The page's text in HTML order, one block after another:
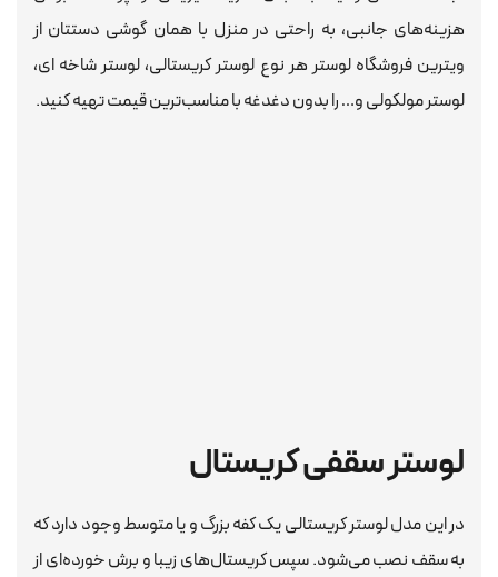
هزینه‌های جانبی، به راحتی در منزل با همان گوشی دستتان از
ویترین فروشگاه لوستر هر نوع لوستر کریستالی، لوستر شاخه ای،
لوستر مولکولی و… را بدون دغدغه با مناسب‌ترین قیمت تهیه کنید.
لوستر سقفی کریستال
در این مدل لوستر کریستالی یک کفه بزرگ و یا متوسط وجود دارد که
به سقف نصب می‌شود. سپس کریستال‌های زیبا و برش خورده‌ای از